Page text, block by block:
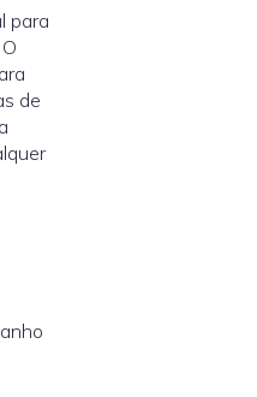
para
de